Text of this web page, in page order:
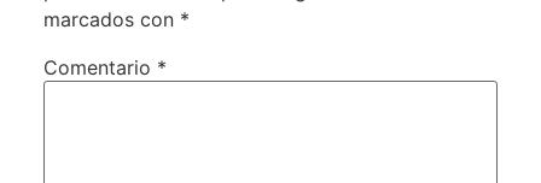
marcados con *
Comentario *